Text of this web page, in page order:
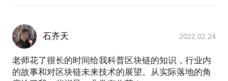
石齐天 2022.02.24
老师花了很长的时间给我科普区块链的知识，行业内
的故事和对区块链未来技术的展望。从实际落地的角